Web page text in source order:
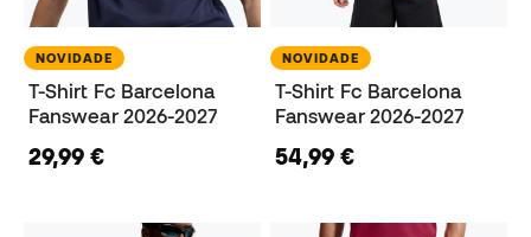
NOVIDADE
T-Shirt Fc Barcelona
Fanswear 2026-2027
29,99 €
NOVIDADE
T-Shirt Fc Barcelona
Fanswear 2026-2027
54,99 €